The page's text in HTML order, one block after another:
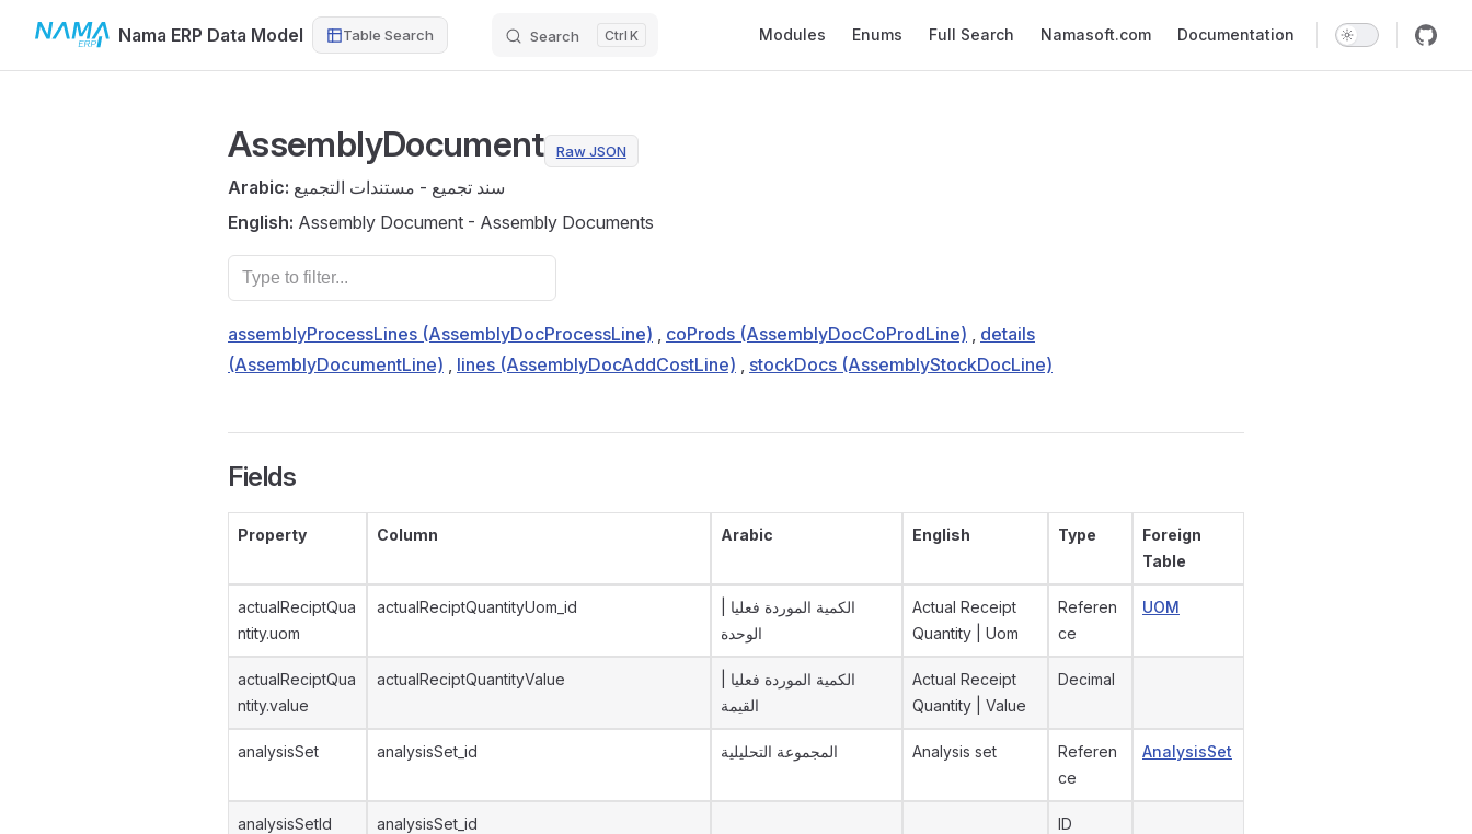
Skip to contentNama ERP Data Model Table Search Search K Modules Enums Full Search Namasoft.com Documentation
AssemblyDocument Raw JSON
Arabic: سند تجميع - مستندات التجميع
English: Assembly Document - Assembly Documents
assemblyProcessLines (AssemblyDocProcessLine) , coProds (AssemblyDocCoProdLine) , details
(AssemblyDocumentLine) , lines (AssemblyDocAddCostLine) , stockDocs (AssemblyStockDocLine)
Fields
Property Column Arabic English Type
Foreign
Table
actualReciptQua
ntity.uom
actualReciptQuantityUom_id
الكمية الموردة فعليا |
الوحدة
Actual Receipt
Quantity | Uom
Referen
ce
UOM
actualReciptQua
ntity.value
actualReciptQuantityValue
الكمية الموردة فعليا |
القيمة
Actual Receipt
Quantity | Value
Decimal
analysisSet analysisSet_id المجموعة التحليلية Analysis set
Referen
ce
AnalysisSet
analysisSetId analysisSet_id ID